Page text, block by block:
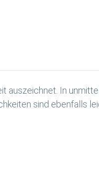
auszeichnet. In
sind ebenfalls